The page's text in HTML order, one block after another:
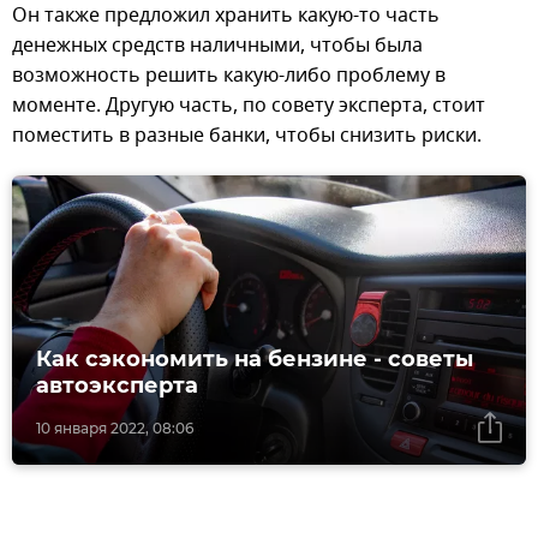
Он также предложил хранить какую-то часть
денежных средств наличными, чтобы была
возможность решить какую-либо проблему в
моменте. Другую часть, по совету эксперта, стоит
поместить в разные банки, чтобы снизить риски.
10 января 2022, 08:06
Как сэкономить на бензине - советы
автоэксперта